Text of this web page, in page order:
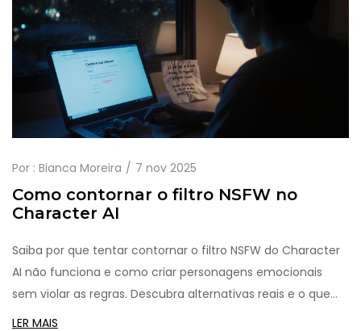
Por : Bianca Moreira 7 nov 2025
Como contornar o filtro NSFW no
Character AI
Saiba por que tentar contornar o filtro NSFW do Character
AI não funciona e como criar personagens emocionais
sem violar as regras. Descubra alternativas reais e o que
realmente importa em histórias com IA.
LER MAIS